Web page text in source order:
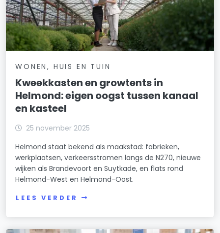
WONEN, HUIS EN TUIN
Kweekkasten en growtents in
Helmond: eigen oogst tussen kanaal
en kasteel
25 november 2025
Helmond staat bekend als maakstad: fabrieken,
werkplaatsen, verkeersstromen langs de N270, nieuwe
wijken als Brandevoort en Suytkade, en flats rond
Helmond-West en Helmond-Oost.
LEES VERDER